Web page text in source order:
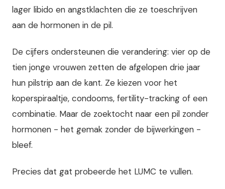
lager libido en angstklachten die ze toeschrijven
aan de hormonen in de pil.
De cijfers ondersteunen die verandering: vier op de
tien jonge vrouwen zetten de afgelopen drie jaar
hun pilstrip aan de kant. Ze kiezen voor het
koperspiraaltje, condooms, fertility-tracking of een
combinatie. Maar de zoektocht naar een pil zonder
hormonen - het gemak zonder de bijwerkingen -
bleef.
Precies dat gat probeerde het LUMC te vullen.